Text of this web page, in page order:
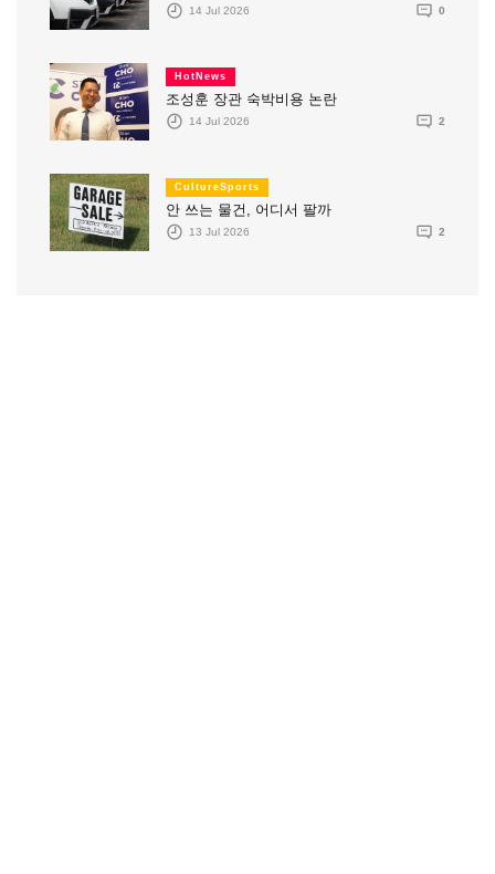
14 Jul 2026 0
HotNews
조성훈 장관 숙박비용 논란
14 Jul 2026 2
CultureSports
안 쓰는 물건, 어디서 팔까
13 Jul 2026 2